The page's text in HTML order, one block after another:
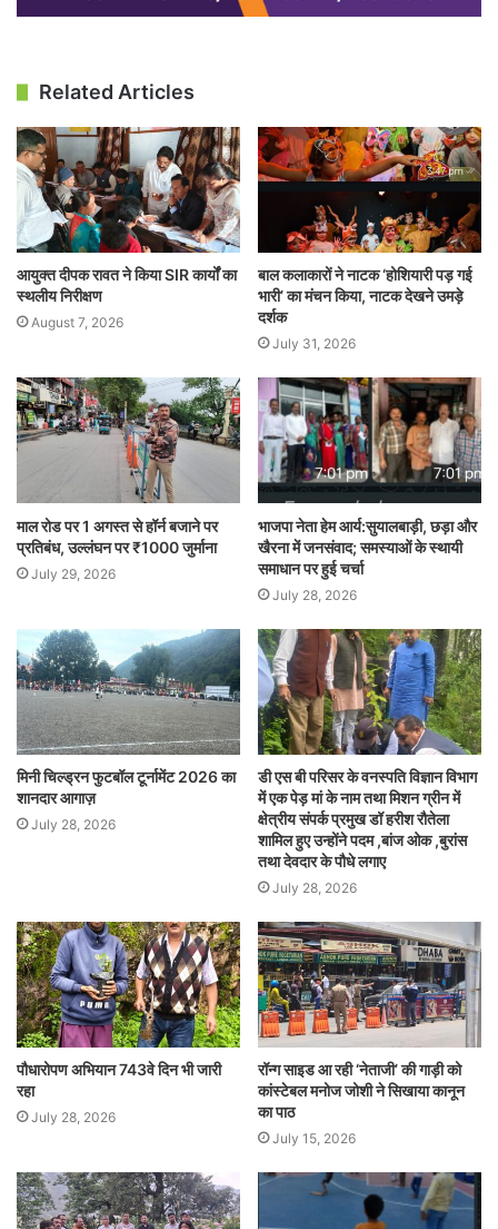
Related Articles
आयुक्त दीपक रावत ने किया SIR कार्यों का
स्थलीय निरीक्षण
August 7, 2026
बाल कलाकारों ने नाटक ‘होशियारी पड़ गई
भारी’ का मंचन किया, नाटक देखने उमड़े
दर्शक
July 31, 2026
माल रोड पर 1 अगस्त से हॉर्न बजाने पर
प्रतिबंध, उल्लंघन पर ₹1000 जुर्माना
July 29, 2026
भाजपा नेता हेम आर्य:सुयालबाड़ी, छड़ा और
खैरना में जनसंवाद; समस्याओं के स्थायी
समाधान पर हुई चर्चा
July 28, 2026
मिनी चिल्ड्रन फुटबॉल टूर्नामेंट 2026 का
शानदार आगाज़
July 28, 2026
डी एस बी परिसर के वनस्पति विज्ञान विभाग
में एक पेड़ मां के नाम तथा मिशन ग्रीन में
क्षेत्रीय संपर्क प्रमुख डॉ हरीश रौतेला
शामिल हुए उन्होंने पदम ,बांज ओक ,बुरांस
तथा देवदार के पौधे लगाए
July 28, 2026
पौधारोपण अभियान 743वे दिन भी जारी
रहा
July 28, 2026
रॉन्ग साइड आ रही ‘नेताजी’ की गाड़ी को
कांस्टेबल मनोज जोशी ने सिखाया कानून
का पाठ
July 15, 2026